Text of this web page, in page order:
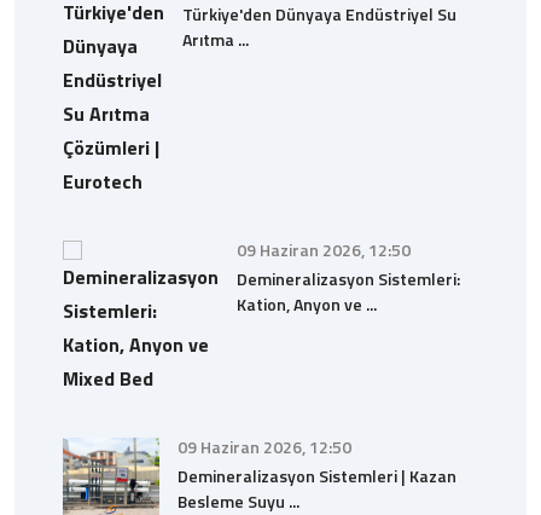
Türkiye'den Dünyaya Endüstriyel Su
Arıtma ...
09 Haziran 2026, 12:50
Demineralizasyon Sistemleri:
Kation, Anyon ve ...
09 Haziran 2026, 12:50
Demineralizasyon Sistemleri | Kazan
Besleme Suyu ...